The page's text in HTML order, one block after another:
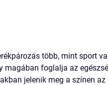
több, mint sport
magában foglalja az
jelenik meg a színen